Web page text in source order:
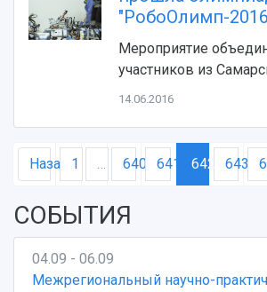
Официальные документы
"РобоОлимп-
Мероприятие
участников из
14.06.2016
Назад 1 … 640 641 642 643
СОБЫТИЯ
04.09 - 06.09
Межрегиональный научно-